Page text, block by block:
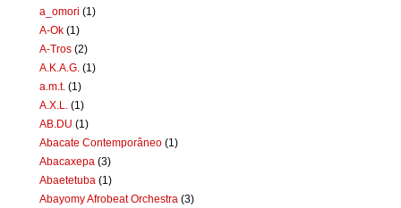
a_omori (1)
A-Ok (1)
A-Tros (2)
A.K.A.G. (1)
a.m.t. (1)
A.X.L.
(1)
AB.DU (1)
Abacate Contemporâneo (1)
Abacaxepa (3)
Abaetetuba (1)
Abayomy Afrobeat Orchestra (3)